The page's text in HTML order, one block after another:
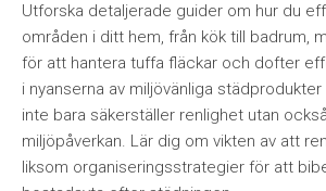
Utforska detaljerade guider om hur du
områden i ditt hem, från kök till badrum,
för att hantera tuffa fläckar och dofter
i nyanserna av miljövänliga
inte bara säkerställer renlighet utan
miljöpåverkan. Lär dig om vikten av att
liksom organiseringsstrategier för att